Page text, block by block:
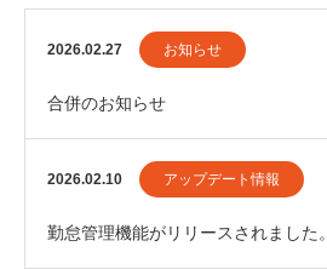
2026.02.27 お知らせ
合併のお知らせ
2026.02.10 アップデート情報
勤怠管理機能がリリースされました。